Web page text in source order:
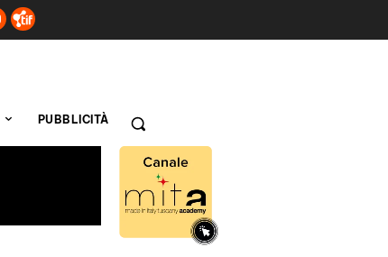
PUBBLICITÀ